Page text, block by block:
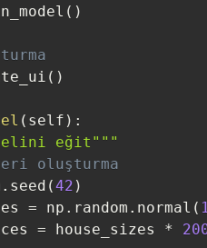
( )
( )
( self ) :
eğit"""
oluşturma
. seed (42 )
= np . random . normal (
= house_sizes *